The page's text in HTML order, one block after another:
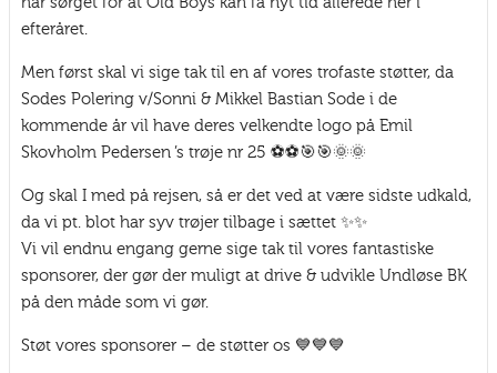
efteråret.
Men først skal vi sige tak til en af vores trofaste støtter, da
Sodes Polering v/Sonni & Mikkel Bastian Sode i de
kommende år vil have deres velkendte logo på Emil
Skovholm Pedersen ’s trøje nr 25 ⚽️⚽️🎯🎯🌞🌞
Og skal I med på rejsen, så er det ved at være sidste udkald,
da vi pt. blot har syv trøjer tilbage i sættet ✨️✨️
Vi vil endnu engang gerne sige tak til vores fantastiske
sponsorer, der gør der muligt at drive & udvikle Undløse BK
på den måde som vi gør.
Støt vores sponsorer – de støtter os 💙💙💙